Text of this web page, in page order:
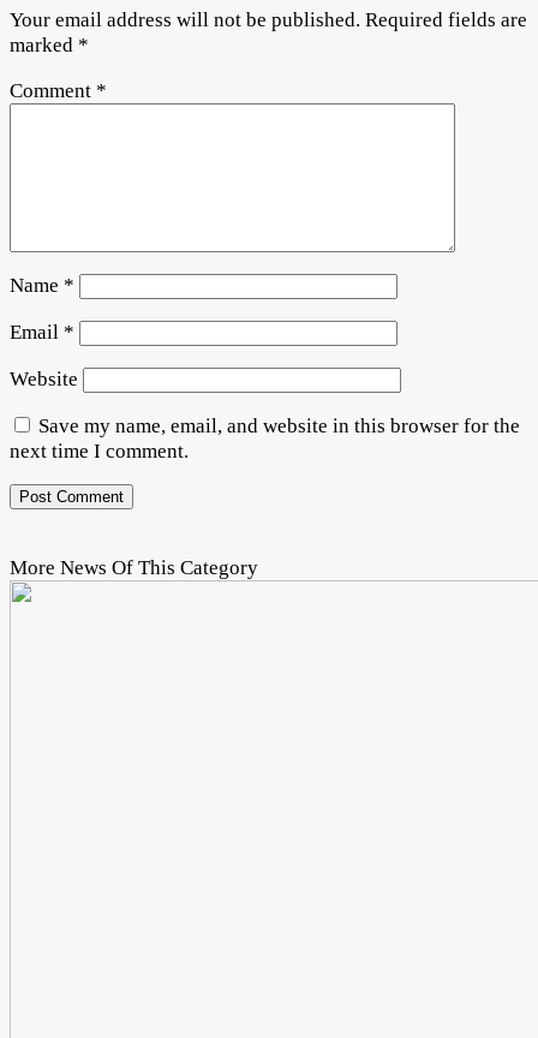
Your email address will not be published. Required fields are
marked *
Comment *
Name *
Email *
Website
Save my name, email, and website in this browser for the
next time I comment.
More News Of This Category